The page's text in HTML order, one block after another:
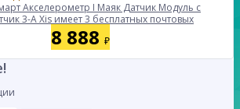
Акселерометр I Маяк Датчик Модуль с
3-A Xis имеет 3 бесплатных почтовых
8 888 ₽